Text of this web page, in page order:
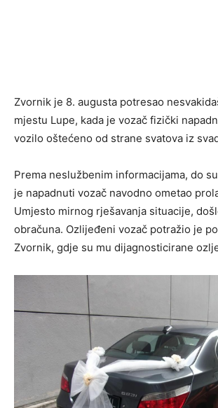
Zvornik je 8. augusta potresao
mjestu Lupe, kada je vozač fizički
vozilo oštećeno od strane svatova iz
Prema neslužbenim informacijama, do
je napadnuti vozač navodno ometao
Umjesto mirnog rješavanja situacije,
obračuna. Ozlijeđeni vozač potražio je
Zvornik, gdje su mu dijagnosticirane